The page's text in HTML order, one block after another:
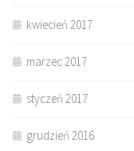
kwiecień 2017
marzec 2017
styczeń 2017
grudzień 2016